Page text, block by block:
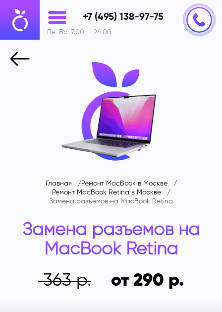
+7 (495) 138-97-75
Пн-Вс: 7:00 — 24:00
Главная
Ремонт MacBook в Москве
Ремонт MacBook Retina в Москве
Замена разъемов на MacBook Retina
Замена разъемов на
MacBook Retina
363
от 290